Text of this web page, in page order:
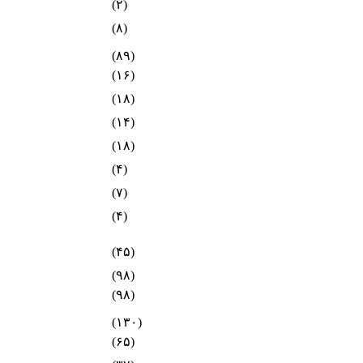
(۲)
(۸)
(۸۹)
(۱۶)
(۱۸)
(۱۴)
(۱۸)
(۴)
(۷)
(۴)
(۴۵)
(۹۸)
(۹۸)
(۱۳۰)
(۶۵)